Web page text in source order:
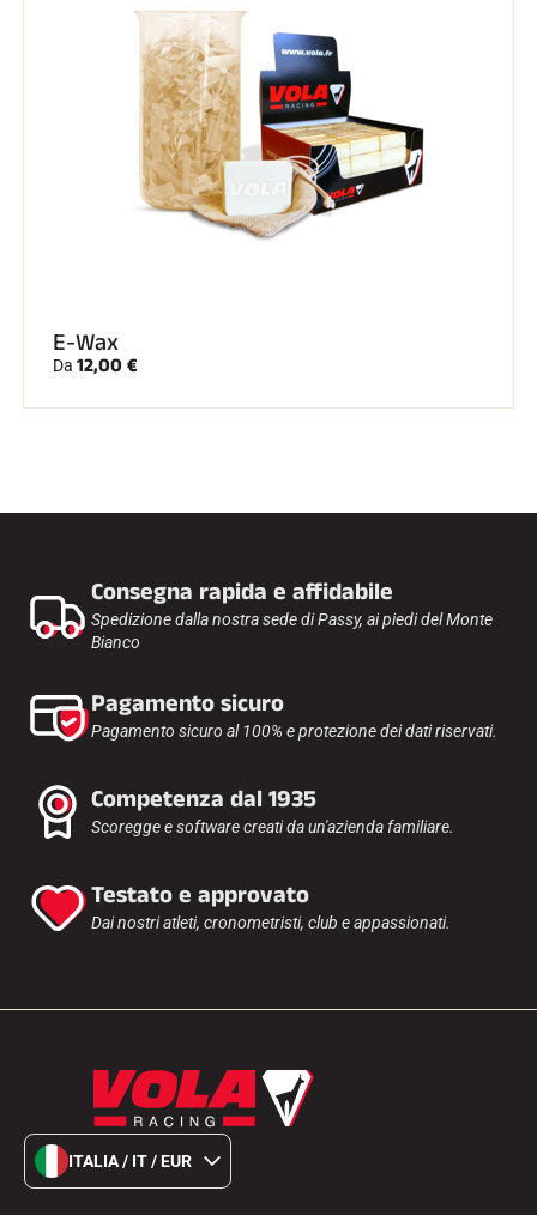
E-Wax
Da 12,00 €
Consegna rapida e affidabile
Spedizione dalla nostra sede di Passy, ai piedi del Monte
Bianco
Pagamento sicuro
Pagamento sicuro al 100% e protezione dei dati riservati.
Competenza dal 1935
Scoregge e software creati da un'azienda familiare.
Testato e approvato
Dai nostri atleti, cronometristi, club e appassionati.
ITALIA / IT / EUR